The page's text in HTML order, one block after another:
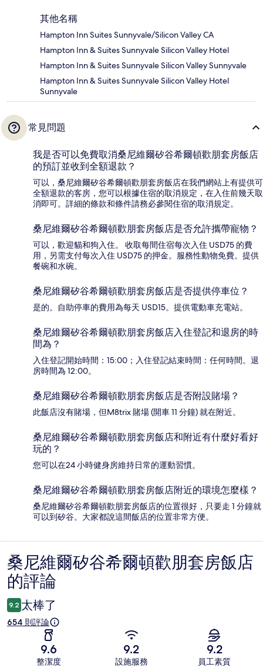
其他名稱
Hampton Inn Suites Sunnyvale/Silicon Valley CA
Hampton Inn & Suites Sunnyvale Silicon Valley Hotel
Hampton Inn & Suites Sunnyvale Silicon Valley Sunnyvale
Hampton Inn & Suites Sunnyvale Silicon Valley Hotel
Sunnyvale
常見問題
我是否可以免費取消桑尼維爾矽谷希爾頓歡朋套房飯店
的預訂並收到全額退款？
可以，桑尼維爾矽谷希爾頓歡朋套房飯店在我們網站上有提供可
全額退款的客房，您可以根據住宿的取消規定，在入住前幾天取
消即可。詳細的條款和條件請務必參閱住宿的取消規定。
桑尼維爾矽谷希爾頓歡朋套房飯店是否允許攜帶寵物？
可以，歡迎貓和狗入住。 收取每間住宿每次入住 USD75 的費
用，另需支付每次入住 USD75 的押金。服務性動物免費。提供
餐碗和水碗。
桑尼維爾矽谷希爾頓歡朋套房飯店是否提供停車位？
是的。自助停車的費用為每天 USD15。提供電動車充電站。
桑尼維爾矽谷希爾頓歡朋套房飯店入住登記和退房的時
間為？
入住登記開始時間：15:00；入住登記結束時間：任何時間。退
房時間為 12:00。
桑尼維爾矽谷希爾頓歡朋套房飯店是否附設賭場？
此飯店沒有賭場，但M8trix 賭場 (開車 11 分鐘) 就在附近。
桑尼維爾矽谷希爾頓歡朋套房飯店和附近有什麼好看好
玩的？
您可以在24 小時健身房維持日常的運動習慣。
桑尼維爾矽谷希爾頓歡朋套房飯店附近的環境怎麼樣？
桑尼維爾矽谷希爾頓歡朋套房飯店的位置很好，只要走 1 分鐘就
可以到矽谷。大家都說這間飯店的位置非常方便。
評
論
桑尼維爾矽谷希爾頓歡朋套房飯店
的評論
9.2 太棒了
654 則評論
9.6
整潔度
9.2
設施服務
9.2
員工素質